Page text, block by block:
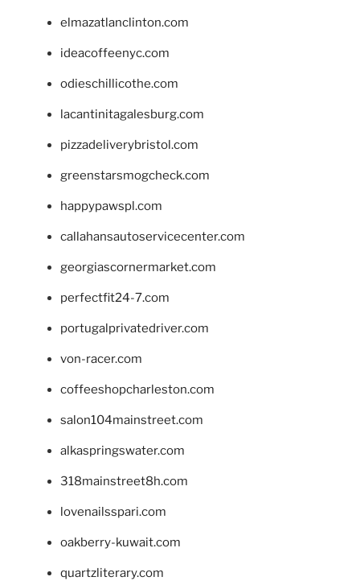
elmazatlanclinton.com
ideacoffeenyc.com
odieschillicothe.com
lacantinitagalesburg.com
pizzadeliverybristol.com
greenstarsmogcheck.com
happypawspl.com
callahansautoservicecenter.com
georgiascornermarket.com
perfectfit24-7.com
portugalprivatedriver.com
von-racer.com
coffeeshopcharleston.com
salon104mainstreet.com
alkaspringswater.com
318mainstreet8h.com
lovenailsspari.com
oakberry-kuwait.com
quartzliterary.com